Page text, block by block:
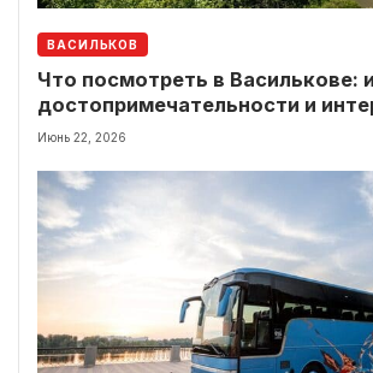
ВАСИЛЬКОВ
Что посмотреть в Василькове:
достопримечательности и
локации рядом
Июнь 22, 2026